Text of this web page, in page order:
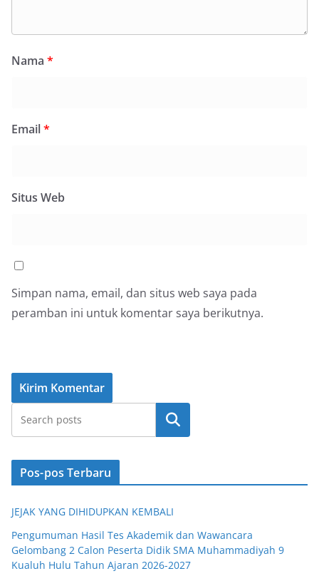
Nama *
Email*
Situs Web
Simpan nama, email, dan situs web saya pada
peramban ini untuk komentar saya berikutnya.
Cari
Pos-pos Terbaru
JEJAK YANG DIHIDUPKAN KEMBALI
Pengumuman Hasil Tes Akademik dan Wawancara
Gelombang 2 Calon Peserta Didik SMA Muhammadiyah 9
Kualuh Hulu Tahun Ajaran 2026-2027